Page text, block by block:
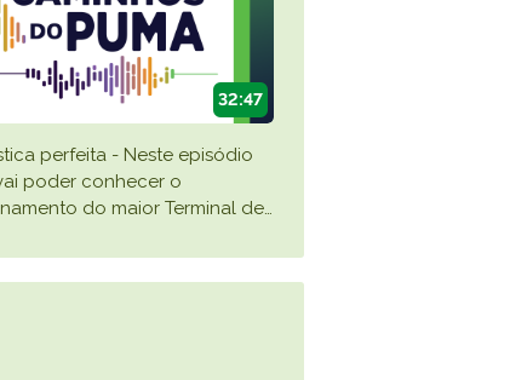
32:47
perfeita - Neste episódio
poder conhecer o
do maior Terminal de…